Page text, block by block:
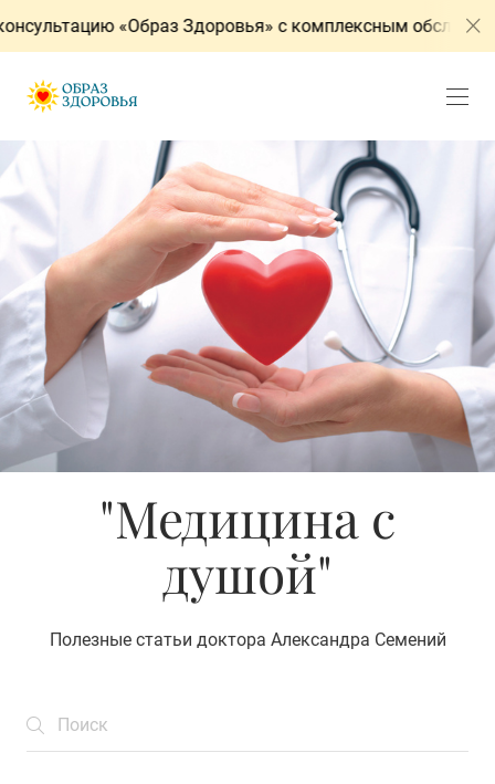
«Образ Здоровья» с комплексным
"Медицина с
душой"
Полезные статьи доктора Александра Семений